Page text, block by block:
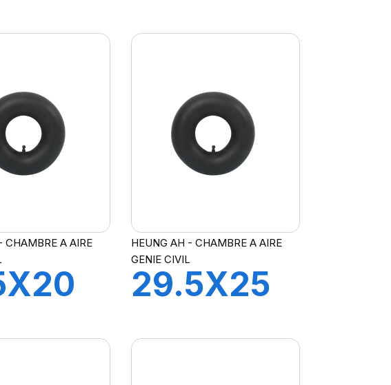
CHAMBRE A AIRE
HEUNG AH - CHAMBRE A AIRE
GENIE CIVIL
29.5X25